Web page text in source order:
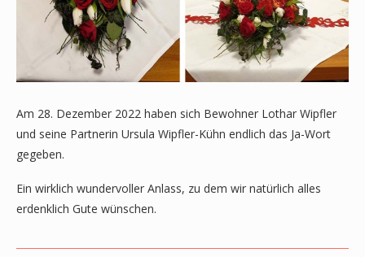
Am 28. Dezember 2022 haben sich Bewohner Lothar Wipfler
und seine Partnerin Ursula Wipfler-Kühn endlich das Ja-Wort
gegeben.
Ein wirklich wundervoller Anlass, zu dem wir natürlich alles
erdenklich Gute wünschen.